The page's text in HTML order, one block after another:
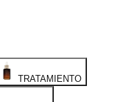
TRATAMIENTO